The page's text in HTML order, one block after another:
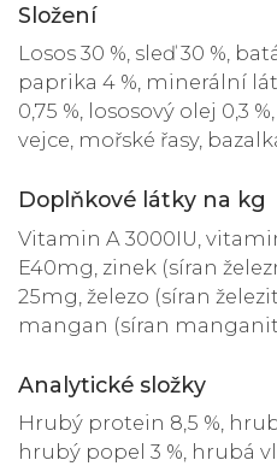
Složení
Losos 30 %, sleď 30 %,
paprika 4 %, minerální
0,75 %, lososový olej 0,3
vejce, mořské řasy,
Doplňkové látky na kg
Vitamin A 3000IU,
E40mg, zinek (síran
25mg, železo (síran
mangan (síran
Analytické složky
Hrubý protein 8,5 %,
hrubý popel 3 %, hrubá